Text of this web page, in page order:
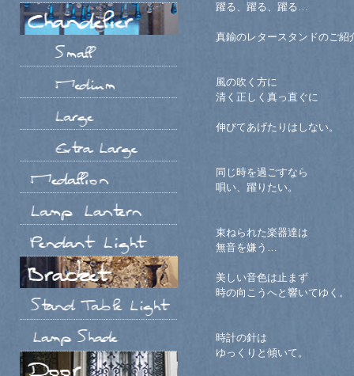
躍る、躍る、躍る…
真鍮のレタースタンドのご紹
風の吹く方に
清く正しく真っ直ぐに
伸びてあげたりはしない。
同じ時を過ごすなら
唄い、躍りたい。
束ねられた楽器達は
無音を嫌う…
美しい音色は止まず
時の向こうへと響いてゆく。
時計の針は
ゆっくりと傾いて。